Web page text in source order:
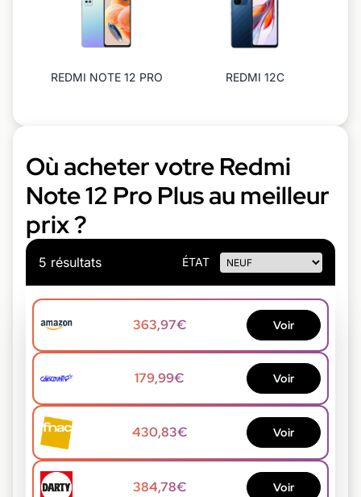
REDMI NOTE 12 PRO REDMI 12C
Où acheter votre Redmi
Note 12 Pro Plus au meilleur
prix ?
5 résultats ÉTAT
363,97€ Voir
179,99€ Voir
430,83€ Voir
384,78€ Voir